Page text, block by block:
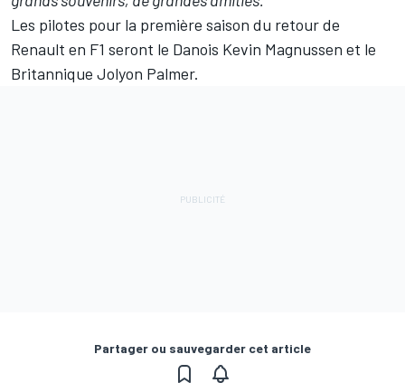
Les pilotes pour la première saison du retour de
Renault en F1 seront le Danois Kevin Magnussen et le
Britannique Jolyon Palmer.
Partager ou sauvegarder cet article